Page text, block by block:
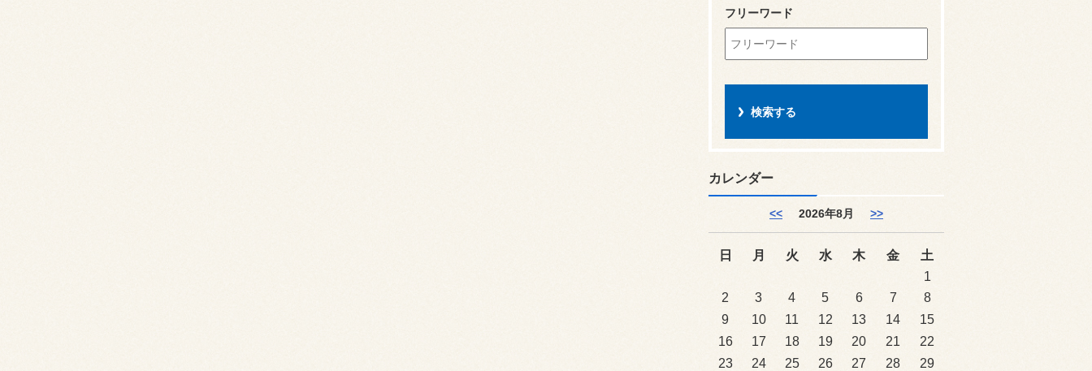
フリーワード
カレンダー
<< 2026年8月 >>
日 月 火 水 木 金
土
1
2
3 4 5 6 7
8
9
10 11 12 13 14
15
16
17 18 19 20 21
22
23
24 25 26 27 28
29